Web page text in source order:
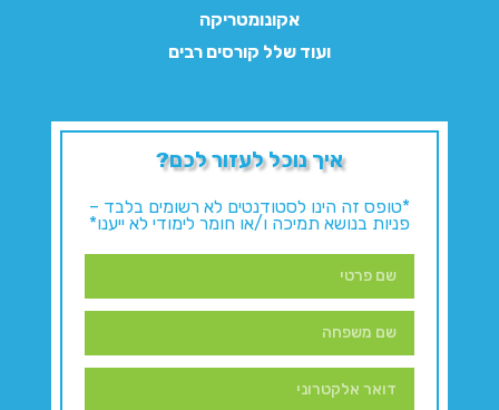
אקונומטריקה
ועוד שלל קורסים רבים
איך נוכל לעזור לכם?
*טופס זה הינו לסטודנטים לא רשומים בלבד –
פניות בנושא תמיכה ו/או חומר לימודי לא ייענו*